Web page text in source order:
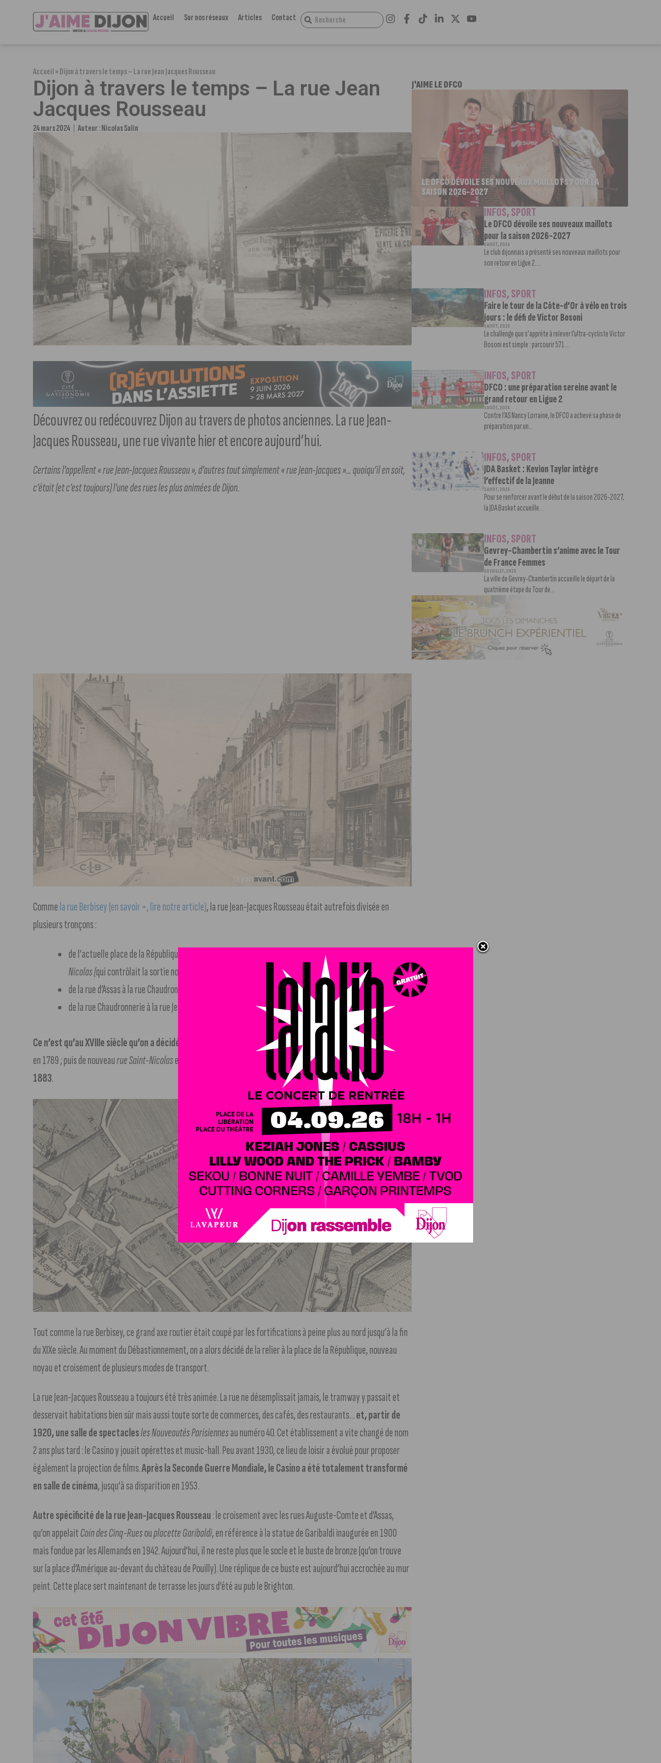
Accueil Sur nos réseaux Articles Contact
Accueil»Dijon à travers le temps – La rue Jean Jacques Rousseau
Dijon à travers le temps – La rue Jean
Jacques Rousseau
24 mars 2024 Auteur :Nicolas Salin
Découvrez ou redécouvrez Dijon au travers de photos anciennes. La rue Jean-
Jacques Rousseau, une rue vivante hier et encore aujourd’hui.
Certains l’appellent « rue Jean-Jacques Rousseau », d’autres tout simplement « rue Jean-Jacques »… quoiqu’il en soit,
c’était (et c’est toujours) l’une des rues les plus animées de Dijon.
Commela rue Berbisey (en savoir +, lire notre article), la rue Jean-Jacques Rousseau était autrefois divisée en
plusieurs tronçons :
de l’actuelle place de la République jusqu’à la rue d’Assas, cette partie était appelée
Nicolas (qui contrôlait la sortie nord de la ville jusqu’au XIXe siècle),
de la rue d’Assas à la rue Chaudronnerie : le
(voir plus bas).
de la rue Chaudronnerie à la rue Jeannin :
Ce n’est qu’au XVIIIe siècle qu’on a décidé d’appeler tout l’ensemblerue Saint-Nicolas ; puisrue Jean-Jacques
en 1789 ; puis de nouveaurue Saint-Nicolasen 1816 ; rue Jean-Jacques Rousseau
1883.
Tout comme la rue Berbisey, ce grand axe routier était coupé par les fortifications à peine plus au nord jusqu’à la fin
du XIXe siècle. Au moment du Débastionnement, on a alors décidé de la relier à la place de la République, nouveau
noyau et croisement de plusieurs modes de transport.
La rue Jean-Jacques Rousseau a toujours été très animée. La rue ne désemplissait jamais, le tramway y passait et
desservait habitations bien sûr mais aussi toute sorte de commerces, des cafés, des restaurants…et, partir de
1920, une salle de spectaclesles Nouveautés Parisiennesau numéro 40. Cet établissement a vite changé de nom
2 ans plus tard : le Casino y jouait opérettes et music-hall. Peu avant 1930, ce lieu de loisir a évolué pour proposer
également la projection de films.Après la Seconde Guerre Mondiale, le Casino a été totalement transformé
en salle de cinéma, jusqu’à sa disparition en 1953.
Autre spécificité de la rue Jean-Jacques Rousseau: le croisement avec les rues Auguste-Comte et d’Assas,
qu’on appelaitCoin des Cinq-Ruesouplacette Garibaldi, en référence à la statue de Garibaldi inaugurée en 1900
mais fondue par les Allemands en 1942. Aujourd’hui, il ne reste plus que le socle et le buste de bronze (qu’on trouve
sur la place d’Amérique au-devant du château de Pouilly). Une réplique de ce buste est aujourd’hui accrochée au mur
peint. Cette place sert maintenant de terrasse les jours d’été au pub le Brighton.
J'AIME LE DFCO
LE DFCO DÉVOILE SES NOUVEAUX MAILLOTS POUR LA
SAISON 2026-2027
INFOS,SPORT
Le DFCO dévoile ses nouveaux maillots
pour la saison 2026-2027
6 AOÛT, 2026
Le club dijonnais a présenté ses nouveaux maillots pour
son retour en Ligue 2....
INFOS,SPORT
Faire le tour de la Côte-d’Or à vélo en trois
jours : le défi de Victor Bosoni
5 AOÛT, 2026
Le challenge que s’apprête à relever l’ultra-cycliste Victor
Bosoni est simple : parcourir 571...
INFOS,SPORT
DFCO : une préparation sereine avant le
grand retour en Ligue 2
3 AOÛT, 2026
Contre l’AS Nancy Lorraine, le DFCO a achevé sa phase de
préparation par un...
INFOS,SPORT
JDA Basket : Kevion Taylor intègre
l’effectif de la Jeanne
3 AOÛT, 2026
Pour se renforcer avant le début de la saison 2026-2027,
la JDA Basket accueille...
INFOS,SPORT
Gevrey-Chambertin s’anime avec le Tour
de France Femmes
30 JUILLET, 2026
La ville de Gevrey-Chambertin accueille le départ de la
quatrième étape du Tour de...